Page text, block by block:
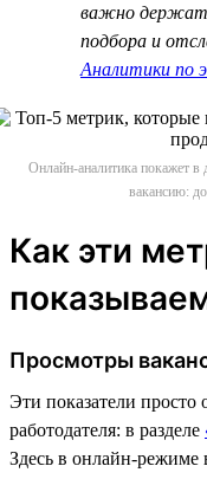
важно держать
подбора и
Аналитики по
Онлайн-аналитика покажет в
вакансию:
Как эти
Просмотры
Эти показатели просто
работодателя: в разделе
Здесь в онлайн-режиме